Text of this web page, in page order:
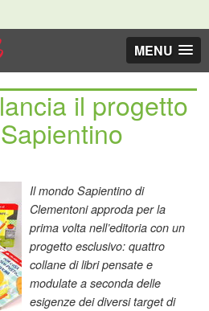
MENU
il progetto
Il mondo Sapientino di
Clementoni approda per la
prima volta nell’editoria con un
progetto esclusivo: quattro
collane di libri pensate e
modulate a seconda delle
esigenze dei diversi target di